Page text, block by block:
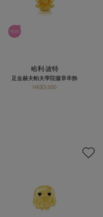
哈利‧波特
足金赫夫帕夫學院徽章串飾
HK$3,000